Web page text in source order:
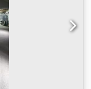
Stromanschluss
mit
nicht
ist der
Anfragen